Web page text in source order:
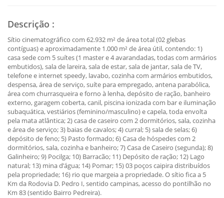
Descrição :
Sítio cinematográfico com 62.932 m² de área total (02 glebas
contíguas) e aproximadamente 1.000 m² de área útil, contendo: 1)
casa sede com 5 suítes (1 master e 4 avarandadas, todas com armários
embutidos), sala de lareira, sala de estar, sala de jantar, sala de TV,
telefone e internet speedy, lavabo, cozinha com armários embutidos,
despensa, área de serviço, suíte para empregado, antena parabólica,
área com churrasqueira e forno à lenha, depósito de ração, banheiro
externo, garagem coberta, canil, piscina ionizada com bar e iluminação
subaquática, vestiários (feminino/masculino) e capela, toda envolta
pela mata atlântica; 2) casa de caseiro com 2 dormitórios, sala, cozinha
e área de serviço; 3) baias de cavalos; 4) curral; 5) sala de selas; 6)
depósito de feno; 5) Pasto formado; 6) Casa de hóspedes com 2
dormitórios, sala, cozinha e banheiro; 7) Casa de Caseiro (segunda); 8)
Galinheiro; 9) Pocilga; 10) Barracão; 11) Depósito de ração; 12) Lago
natural; 13) mina d’água; 14) Pomar; 15) 03 poços caipira distribuídos
pela propriedade; 16) rio que margeia a propriedade. O sítio fica a 5
Km da Rodovia D. Pedro I, sentido campinas, acesso do pontilhão no
Km 83 (sentido Bairro Pedreira).